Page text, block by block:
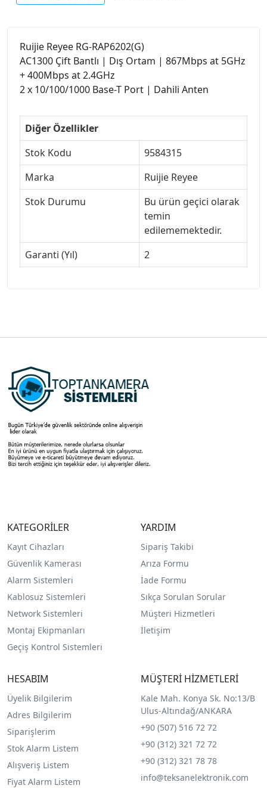
Ruijie Reyee RG-RAP6202(G)
AC1300 Çift Bantlı | Dış Ortam | 867Mbps at 5GHz
+ 400Mbps at 2.4GHz
2 x 10/100/1000 Base-T Port | Dahili Anten
Diğer Özellikler
Stok Kodu
9584315
Marka
Ruijie Reyee
Stok Durumu
Bu ürün geçici olarak
temin
edilememektedir.
Garanti (Yıl)
2
KATEGORİLER
Kayıt Cihazları
Güvenlik Kamerası
Alarm Sistemleri
Kablosuz Sistemleri
Network Sistemleri
Montaj Ekipmanları
Geçiş Kontrol Sistemleri
YARDIM
Sipariş Takibi
Arıza Formu
İade Formu
Sıkça Sorulan Sorular
Müşteri Hizmetleri
İletişim
HESABIM
Üyelik Bilgilerim
Adres Bilgilerim
Siparişlerim
Stok Alarm Listem
Alışveriş Listem
Fiyat Alarm Listem
MÜŞTERİ HİZMETLERİ
Kale Mah. Konya Sk. No:13/B
Ulus-Altındağ/ANKARA
+90 (507) 516 72 72
+90 (312) 321 72 72
+90 (312) 321 78 78
info@teksanelektronik.com